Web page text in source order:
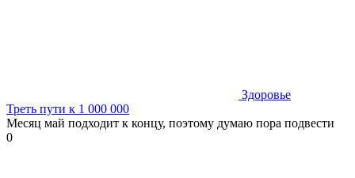
Здоровье
Треть пути к 1 000 000
Месяц май подходит к концу, поэтому думаю пора подвести
0